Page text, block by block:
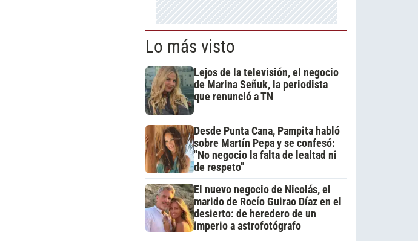
Lo más visto
Lejos de la televisión, el negocio
de Marina Señuk, la periodista
que renunció a TN
Desde Punta Cana, Pampita habló
sobre Martín Pepa y se confesó:
"No negocio la falta de lealtad ni
de respeto"
El nuevo negocio de Nicolás, el
marido de Rocío Guirao Díaz en el
desierto: de heredero de un
imperio a astrofotógrafo